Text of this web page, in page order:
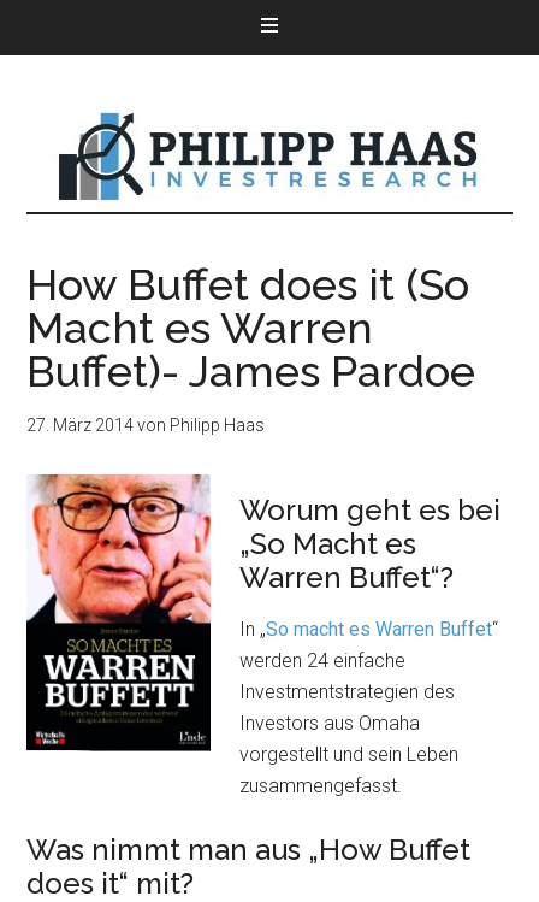
How Buffet does it (So
Macht es Warren
Buffet)- James Pardoe
27. März 2014von Philipp Haas
Worum geht es bei
„So Macht es
Warren Buffet“?
In „So macht es Warren Buffet“
werden 24 einfache
Investmentstrategien des
Investors aus Omaha
vorgestellt und sein Leben
zusammengefasst.
Was nimmt man aus „How Buffet
does it“ mit?